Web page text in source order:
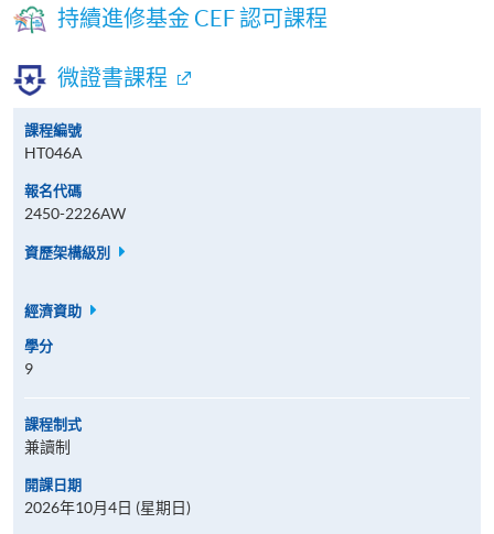
持續進修基金 CEF 認可課程
微證書課程
課程編號
HT046A
報名代碼
2450-2226AW
資歷架構級別
經濟資助
學分
9
課程制式
兼讀制
開課日期
2026年10月4日 (星期日)